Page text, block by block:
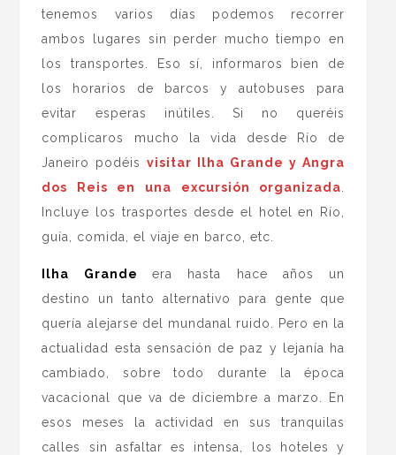
tenemos varios días podemos recorrer
ambos lugares sin perder mucho tiempo en
los transportes. Eso sí, informaros bien de
los horarios de barcos y autobuses para
evitar esperas inútiles. Si no queréis
complicaros mucho la vida desde Río de
Janeiro podéisvisitar Ilha Grande y Angra
dos Reis en una excursión organizada
Incluye los trasportes desde el hotel en Río,
guía, comida, el viaje en barco, etc.
Ilha Grande
era hasta hace años un
destino un tanto alternativo para gente que
quería alejarse del mundanal ruido. Pero en la
actualidad esta sensación de paz y lejanía ha
cambiado, sobre todo durante la época
vacacional que va de diciembre a marzo. En
esos meses la actividad en sus tranquilas
calles sin asfaltar es intensa, los hoteles y